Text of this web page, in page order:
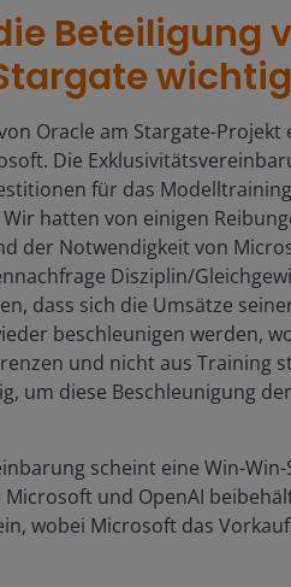
Beteiligung
Oracle am Stargate-
Die
für das
hatten von einigen
der Notwendigkeit von
Disziplin/
dass sich die Umsätze
beschleunigen werden,
und nicht aus Training
um diese Beschleunigung
scheint eine Win-
und OpenAI
wobei Microsoft das